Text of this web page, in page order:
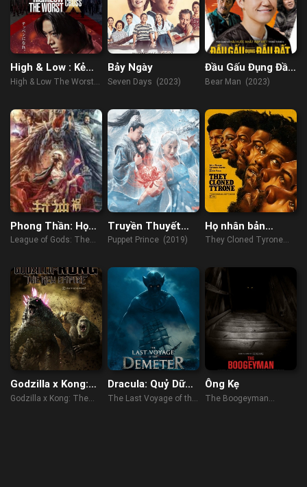
High & Low : Kẻ
Cặn Bã X
High & Low The Worst X
Bảy Ngày
Seven Days (2023)
Đầu Gấu Đụng Đầu
Đất
Bear Man (2023)
Phong Thần: Họa
Thương
League of Gods: The
Truyền Thuyết
Hình Nộm: Hoa Bỉ
Puppet Prince (2019)
Họ nhân bản
Tyrone
They Cloned Tyrone
Godzilla x Kong:
Đế Chế Mới
Godzilla x Kong: The
Dracula: Quỷ Dữ
Thức Tỉnh
The Last Voyage of the
Ông Kẹ
The Boogeyman